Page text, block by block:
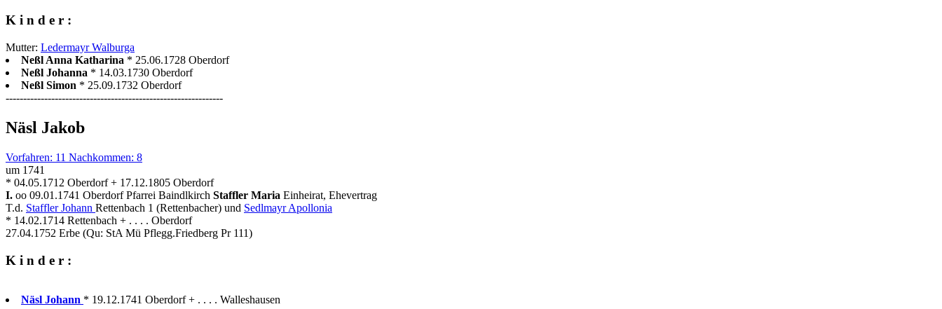
K i n d e r :
Mutter: Ledermayr Walburga
Neßl Anna Katharina * 25.06.1728 Oberdorf
Neßl Johanna * 14.03.1730 Oberdorf
Neßl Simon * 25.09.1732 Oberdorf
--------------------------------------------------------------
Näsl Jakob
Vorfahren: 11 Nachkommen: 8
um 1741
* 04.05.1712 Oberdorf + 17.12.1805 Oberdorf
I. oo 09.01.1741 Oberdorf Pfarrei Baindlkirch Staffler Maria Einheirat, Ehevertrag
T.d. Staffler Johann Rettenbach 1 (Rettenbacher) und Sedlmayr Apollonia
* 14.02.1714 Rettenbach + . . . . Oberdorf
27.04.1752 Erbe (Qu: StA Mü Pflegg.Friedberg Pr 111)
K i n d e r :
Näsl Johann * 19.12.1741 Oberdorf + . . . . Walleshausen